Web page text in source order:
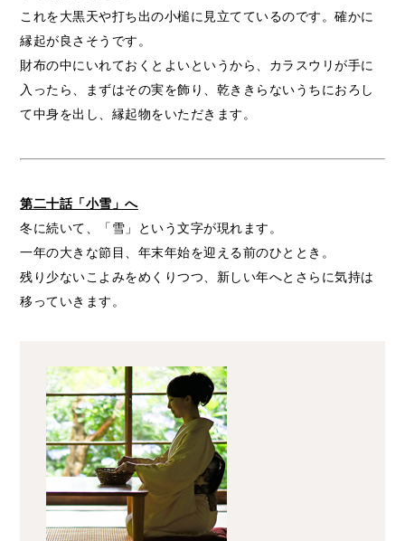
これを大黒天や打ち出の小槌に見立てているのです。確かに
縁起が良さそうです。
財布の中にいれておくとよいというから、カラスウリが手に
入ったら、まずはその実を飾り、乾ききらないうちにおろし
て中身を出し、縁起物をいただきます。
第二十話「小雪」へ
冬に続いて、「雪」という文字が現れます。
一年の大きな節目、年末年始を迎える前のひととき。
残り少ないこよみをめくりつつ、新しい年へとさらに気持は
移っていきます。